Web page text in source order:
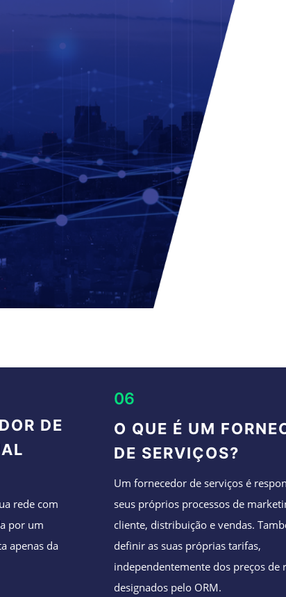
DE
rede com
por um
apenas da
06
O QUE É UM
DE SERVIÇOS?
Um fornecedor de serviços é
seus próprios processos de
cliente, distribuição e vendas.
definir as suas próprias tarifas,
independentemente dos preços de
designados pelo ORM.